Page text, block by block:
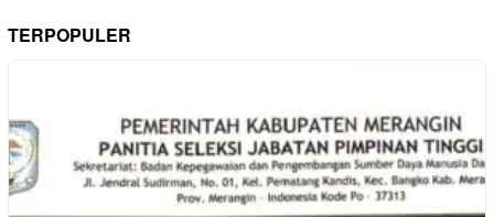
TERPOPULER